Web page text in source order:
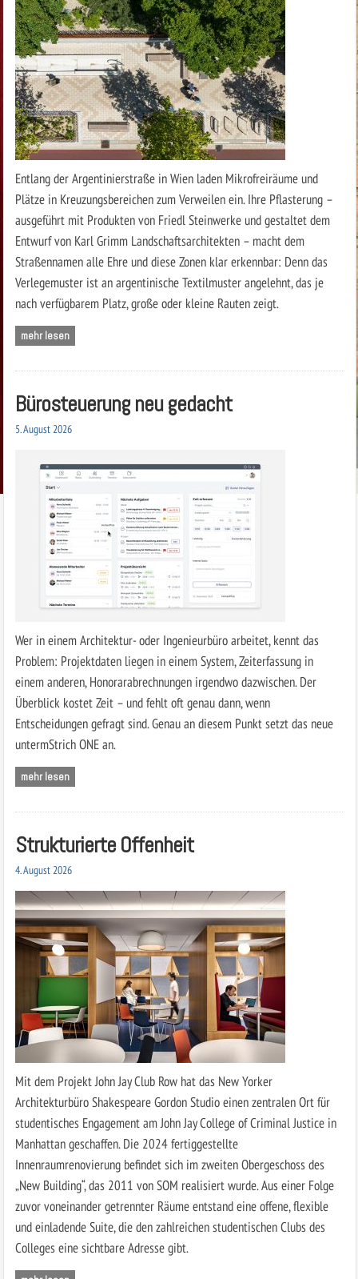
Entlang der Argentinierstraße in Wien laden Mikrofreiräume und
Plätze in Kreuzungsbereichen zum Verweilen ein. Ihre Pflasterung –
ausgeführt mit Produkten von Friedl Steinwerke und gestaltet dem
Entwurf von Karl Grimm Landschaftsarchitekten – macht dem
Straßennamen alle Ehre und diese Zonen klar erkennbar: Denn das
Verlegemuster ist an argentinische Textilmuster angelehnt, das je
nach verfügbarem Platz, große oder kleine Rauten zeigt.
mehr lesen
Bürosteuerung neu gedacht
5. August 2026
Wer in einem Architektur- oder Ingenieurbüro arbeitet, kennt das
Problem: Projektdaten liegen in einem System, Zeiterfassung in
einem anderen, Honorar­abrechnungen irgendwo dazwischen. Der
Überblick kostet Zeit – und fehlt oft genau dann, wenn
Entscheidungen gefragt sind. Genau an diesem Punkt setzt das neue
untermStrich ONE an.
mehr lesen
Strukturierte Offenheit
4. August 2026
Mit dem Projekt John Jay Club Row hat das New Yorker
Architekturbüro ­Shakespeare Gordon Studio einen zentralen Ort für
studentisches Engagement am John Jay College of Criminal Justice in
Manhattan geschaffen. Die 2024 fertiggestellte
Innenraumrenovierung befindet sich im zweiten Obergeschoss des
„New Building“, das 2011 von SOM realisiert wurde. Aus einer Folge
zuvor voneinander getrennter Räume entstand eine offene, flexible
und einladende Suite, die den zahlreichen studentischen Clubs des
Colleges eine sichtbare Adresse gibt.